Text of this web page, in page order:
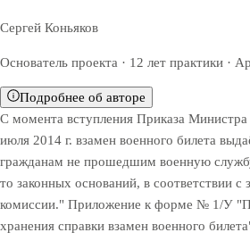
Сергей Коньяков
Основатель проекта · 12 лет практики ·
Подробнее об авторе
С момента вступления Приказа
июля 2014 г. взамен военного билета
гражданам не прошедшим военную
то законных оснований, в соответствии
комиссии." Приложение к форме № 1/У
хранения справки взамен военного